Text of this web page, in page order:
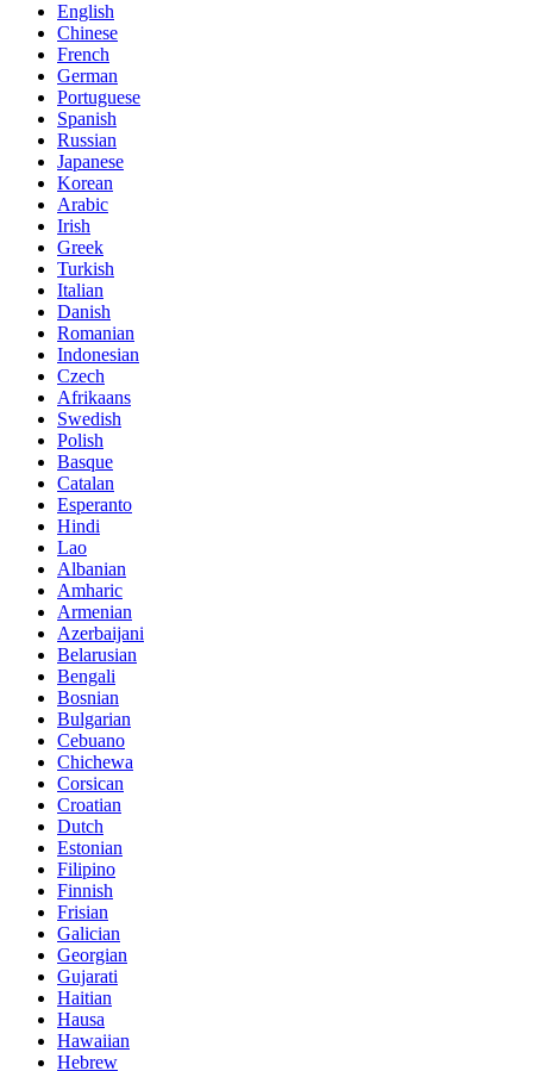
English
Chinese
French
German
Portuguese
Spanish
Russian
Japanese
Korean
Arabic
Irish
Greek
Turkish
Italian
Danish
Romanian
Indonesian
Czech
Afrikaans
Swedish
Polish
Basque
Catalan
Esperanto
Hindi
Lao
Albanian
Amharic
Armenian
Azerbaijani
Belarusian
Bengali
Bosnian
Bulgarian
Cebuano
Chichewa
Corsican
Croatian
Dutch
Estonian
Filipino
Finnish
Frisian
Galician
Georgian
Gujarati
Haitian
Hausa
Hawaiian
Hebrew